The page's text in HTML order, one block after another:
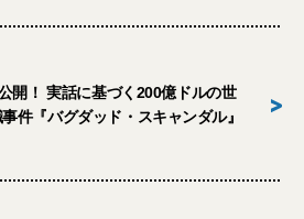
開！ 実話に基づく200億ドルの世
件『バグダッド・スキャンダル』
>